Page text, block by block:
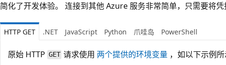
简化了开发体验。 连接到其他 Azure 服务非常简单，只需要将凭
HTTP GET .NET JavaScript Python 爪哇岛 PowerShell
原始 HTTP GET 请求使用 两个提供的环境变量 ，如以下示例所